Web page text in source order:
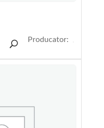
Producator: